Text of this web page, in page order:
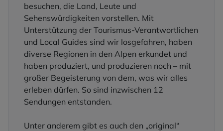
besuchen, die Land, Leute und
Sehenswürdigkeiten vorstellen. Mit
Unterstützung der Tourismus-Verantwortlichen
und Local Guides sind wir losgefahren, haben
diverse Regionen in den Alpen erkundet und
haben produziert, und produzieren noch – mit
großer Begeisterung von dem, was wir alles
erleben dürfen. So sind inzwischen 12
Sendungen entstanden.
Unter anderem gibt es auch den „original“